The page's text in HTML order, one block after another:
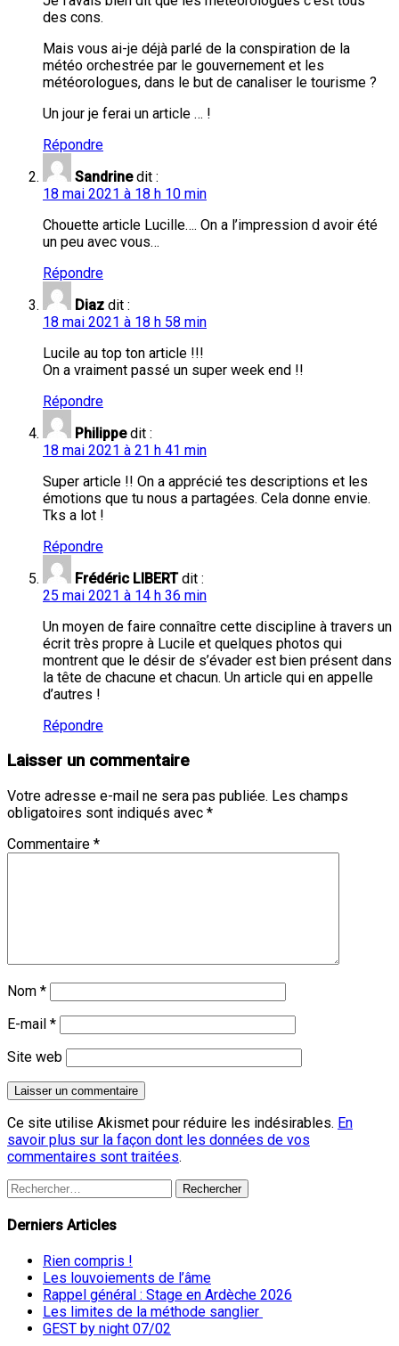
des cons.
Mais vous ai-je déjà parlé de la conspiration de la
météo orchestrée par le gouvernement et les
météorologues, dans le but de canaliser le tourisme ?
Un jour je ferai un article … !
Répondre
Sandrine dit :
18 mai 2021 à 18 h 10 min
Chouette article Lucille…. On a l’impression d avoir été
un peu avec vous…
Répondre
Diaz dit :
18 mai 2021 à 18 h 58 min
Lucile au top ton article !!!
On a vraiment passé un super week end !!
Répondre
Philippe dit :
18 mai 2021 à 21 h 41 min
Super article !! On a apprécié tes descriptions et les
émotions que tu nous a partagées. Cela donne envie.
Tks a lot !
Répondre
Frédéric LIBERT dit :
25 mai 2021 à 14 h 36 min
Un moyen de faire connaître cette discipline à travers un
écrit très propre à Lucile et quelques photos qui
montrent que le désir de s’évader est bien présent dans
la tête de chacune et chacun. Un article qui en appelle
d’autres !
Répondre
Laisser un commentaire
Votre adresse e-mail ne sera pas publiée. Les champs
obligatoires sont indiqués avec *
Commentaire *
Nom *
E-mail *
Site web
Ce site utilise Akismet pour réduire les indésirables. En
savoir plus sur la façon dont les données de vos
commentaires sont traitées.
Rechercher :
Derniers Articles
Rien compris !
Les louvoiements de l’âme
Rappel général : Stage en Ardèche 2026
Les limites de la méthode sanglier
GEST by night 07/02